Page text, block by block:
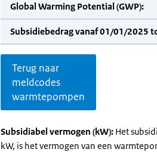
Global Warming Potential (GWP):
Subsidiebedrag vanaf 01/01/2025
Terug naar
meldcodes
warmtepompen
Subsidiabel vermogen (kW): Het
kW, is het vermogen van een